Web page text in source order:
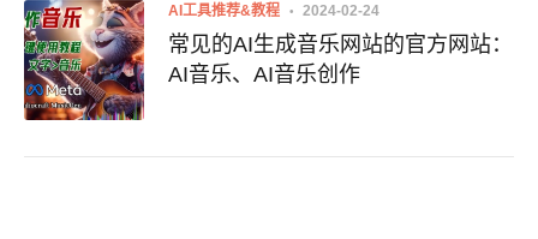
AI工具推荐&教程 2024-02-24
常见的AI生成音乐网站的官方网站：
AI音乐、AI音乐创作